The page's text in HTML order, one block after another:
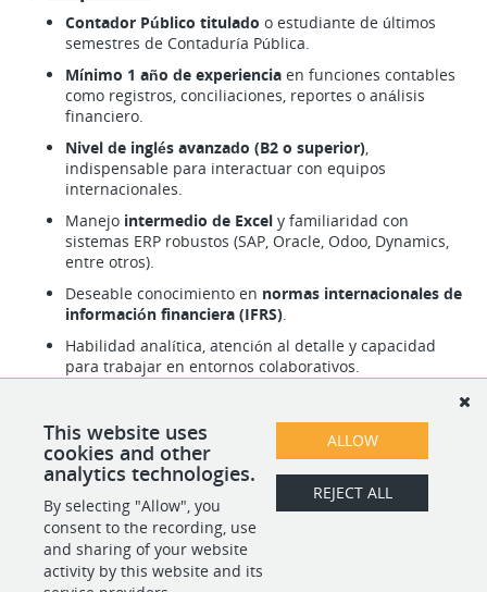
Contador Público titulado o estudiante de últimos
semestres de Contaduría Pública.
Mínimo 1 año de experiencia en funciones contables
como registros, conciliaciones, reportes o análisis
financiero.
Nivel de inglés avanzado (B2 o superior),
indispensable para interactuar con equipos
internacionales.
Manejo intermedio de Excel y familiaridad con
sistemas ERP robustos (SAP, Oracle, Odoo, Dynamics,
entre otros).
Deseable conocimiento en normas internacionales de
información financiera (IFRS).
Habilidad analítica, atención al detalle y capacidad
para trabajar en entornos colaborativos.
SHARE APPLY
This website uses
cookies and other
analytics technologies.
By selecting "Allow", you
consent to the recording, use
and sharing of your website
activity by this website and its
ALLOW
REJECT ALL